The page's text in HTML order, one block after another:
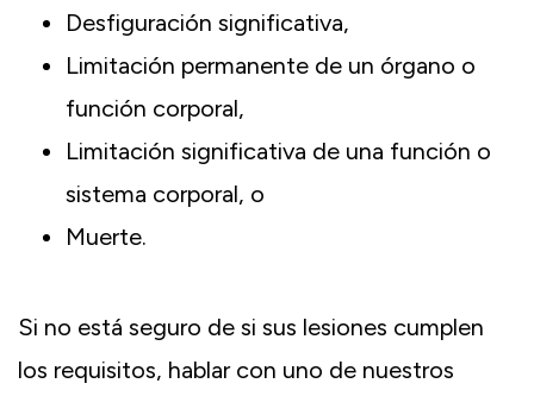
Desfiguración significativa,
Limitación permanente de un órgano o
función corporal,
Limitación significativa de una función o
sistema corporal, o
Muerte.
Si no está seguro de si sus lesiones cumplen
los requisitos, hablar con uno de nuestros